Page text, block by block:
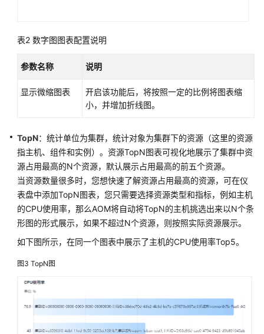
仪
盘
创
表
盘
（新
版）
设
置
仪
表
屏
表2 数字图图表配置说明
参数名称 说明
显示微缩图表
开启该功能后，将按照一定的比例将图表缩
小，并增加折线图。
TopN：统计单位为集群，统计对象为集群下的资源（这里的资源
指主机、组件和实例）。资源TopN图表可视化地展示了集群中资
源占用最高的N个资源，默认展示占用最高的前五个资源。
当资源数量很多时，您想快速了解资源占用最高的资源，可在仪
表盘中添加TopN图表，您只需要选择资源类型和指标，例如主机
的CPU使用率，那么AOM将自动将TopN的主机挑选出来以N个条
形图的形式展示，如果不超过N个资源，则按照实际资源展示。
如下图所示，在同一个图表中展示了主机的CPU使用率Top5。
图3 TopN图